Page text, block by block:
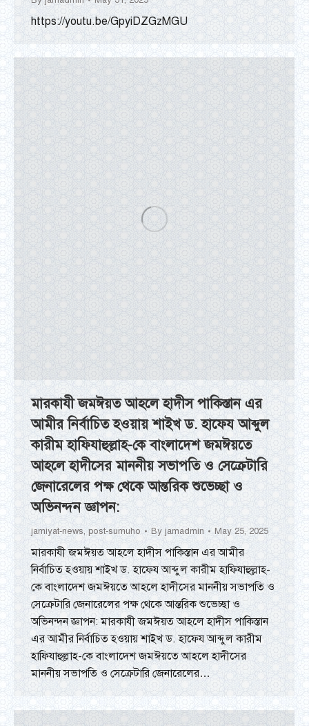
https://youtu.be/GpyiDZGzMGU
মারকাযী জমঈয়ত আহলে হাদীস পাকিস্তান এর
আমীর নির্বাচিত হওয়ায় শাইখ ড. হাফেয আব্দুল
কারীম হাফিযাহুল্লাহ-কে বাংলাদেশ জমঈয়তে
আহলে হাদীসের মাননীয় সভাপতি ও সেক্রেটারি
জেনারেলের পক্ষ থেকে আন্তরিক শুভেচ্ছা ও
অভিনন্দন জ্ঞাপন:
jamiyat-news, post-sumuho By jamadmin May 25, 2025
মারকাযী জমঈয়ত আহলে হাদীস পাকিস্তান এর আমীর
নির্বাচিত হওয়ায় শাইখ ড. হাফেয আব্দুল কারীম হাফিযাহুল্লাহ-
কে বাংলাদেশ জমঈয়তে আহলে হাদীসের মাননীয় সভাপতি ও
সেক্রেটারি জেনারেলের পক্ষ থেকে আন্তরিক শুভেচ্ছা ও
অভিনন্দন জ্ঞাপন: মারকাযী জমঈয়ত আহলে হাদীস পাকিস্তান
এর আমীর নির্বাচিত হওয়ায় শাইখ ড. হাফেয আব্দুল কারীম
হাফিযাহুল্লাহ-কে বাংলাদেশ জমঈয়তে আহলে হাদীসের
মাননীয় সভাপতি ও সেক্রেটারি জেনারেলের…